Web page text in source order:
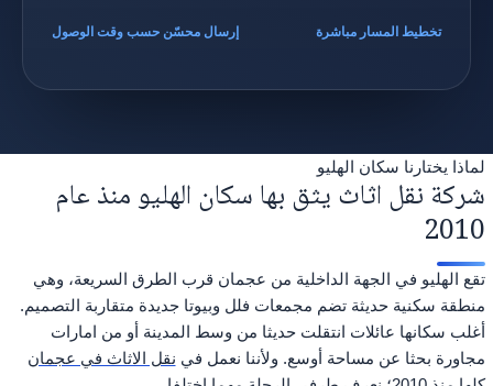
تخطيط المسار مباشرة إرسال محسّن حسب وقت الوصول
لماذا يختارنا سكان الهليو
شركة نقل اثاث يثق بها سكان الهليو منذ عام
2010
تقع الهليو في الجهة الداخلية من عجمان قرب الطرق السريعة، وهي
منطقة سكنية حديثة تضم مجمعات فلل وبيوتا جديدة متقاربة التصميم.
أغلب سكانها عائلات انتقلت حديثا من وسط المدينة أو من امارات
مجاورة بحثا عن مساحة أوسع. ولأننا نعمل في نقل الاثاث في عجمان